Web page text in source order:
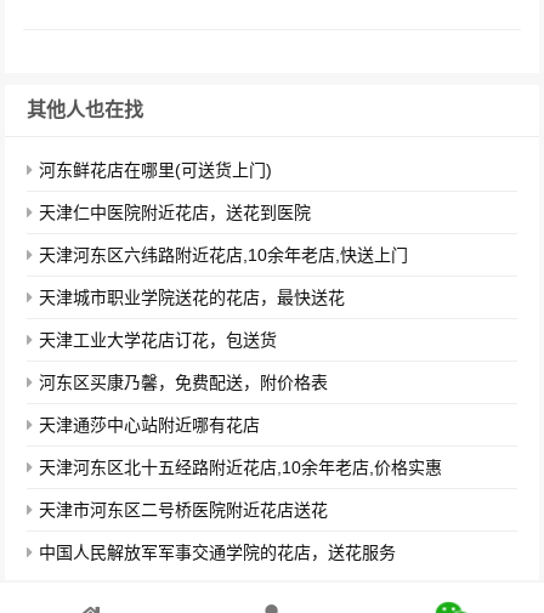
其他人也在找
河东鲜花店在哪里(可送货上门)
天津仁中医院附近花店，送花到医院
天津河东区六纬路附近花店,10余年老店,快送上门
天津城市职业学院送花的花店，最快送花
天津工业大学花店订花，包送货
河东区买康乃馨，免费配送，附价格表
天津通莎中心站附近哪有花店
天津河东区北十五经路附近花店,10余年老店,价格实惠
天津市河东区二号桥医院附近花店送花
中国人民解放军军事交通学院的花店，送花服务